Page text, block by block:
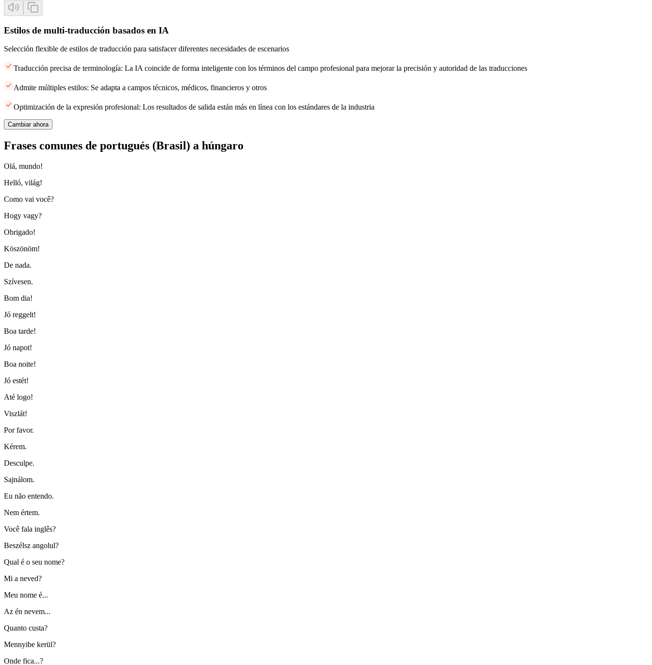
Estilos de multi-traducción basados en IA
Selección flexible de estilos de traducción para satisfacer diferentes necesidades de escenarios
Traducción precisa de terminología: La IA coincide de forma inteligente con los términos del campo profesional para mejorar la precisión y autoridad de las traducciones
Admite múltiples estilos: Se adapta a campos técnicos, médicos, financieros y otros
Optimización de la expresión profesional: Los resultados de salida están más en línea con los estándares de la industria
Cambiar ahora
Frases comunes de portugués (Brasil) a húngaro
Olá, mundo!
Helló, világ!
Como vai você?
Hogy vagy?
Obrigado!
Köszönöm!
De nada.
Szívesen.
Bom dia!
Jó reggelt!
Boa tarde!
Jó napot!
Boa noite!
Jó estét!
Até logo!
Viszlát!
Por favor.
Kérem.
Desculpe.
Sajnálom.
Eu não entendo.
Nem értem.
Você fala inglês?
Beszélsz angolul?
Qual é o seu nome?
Mi a neved?
Meu nome é...
Az én nevem...
Quanto custa?
Mennyibe kerül?
Onde fica...?